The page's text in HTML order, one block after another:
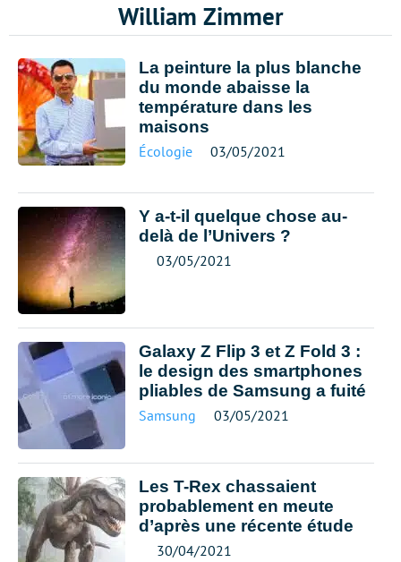
William Zimmer
La peinture la plus blanche
du monde abaisse la
température dans les
maisons
Écologie 03/05/2021
Y a-t-il quelque chose au-
delà de l’Univers ?
03/05/2021
Galaxy Z Flip 3 et Z Fold 3 :
le design des smartphones
pliables de Samsung a fuité
Samsung 03/05/2021
Les T-Rex chassaient
probablement en meute
d’après une récente étude
30/04/2021